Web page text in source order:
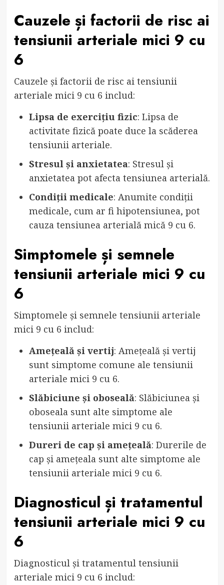
Cauzele și factorii de risc ai
tensiunii arteriale mici 9 cu
6
Cauzele și factorii de risc ai tensiunii
arteriale mici 9 cu 6 includ:
Lipsa de exercițiu fizic: Lipsa de
activitate fizică poate duce la scăderea
tensiunii arteriale.
Stresul și anxietatea: Stresul și
anxietatea pot afecta tensiunea arterială.
Condiții medicale: Anumite condiții
medicale, cum ar fi hipotensiunea, pot
cauza tensiunea arterială mică 9 cu 6.
Simptomele și semnele
tensiunii arteriale mici 9 cu
6
Simptomele și semnele tensiunii arteriale
mici 9 cu 6 includ:
Amețeală și vertij: Amețeală și vertij
sunt simptome comune ale tensiunii
arteriale mici 9 cu 6.
Slăbiciune și oboseală: Slăbiciunea și
oboseala sunt alte simptome ale
tensiunii arteriale mici 9 cu 6.
Dureri de cap și amețeală: Durerile de
cap și amețeala sunt alte simptome ale
tensiunii arteriale mici 9 cu 6.
Diagnosticul și tratamentul
tensiunii arteriale mici 9 cu
6
Diagnosticul și tratamentul tensiunii
arteriale mici 9 cu 6 includ: